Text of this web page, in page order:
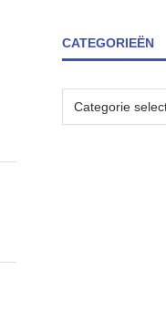
CATEGORIEËN